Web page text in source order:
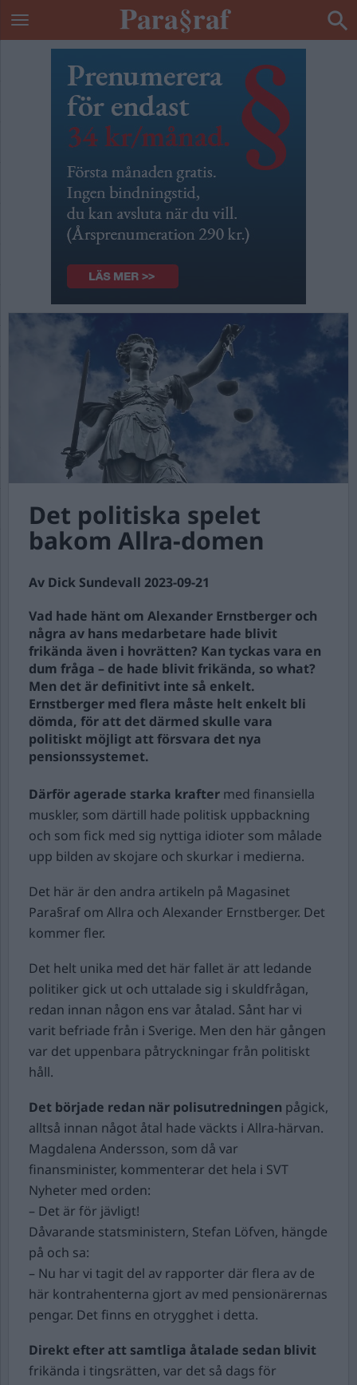
Det politiska spelet
bakom Allra-domen
Av Dick Sundevall 2023-09-21
Vad hade hänt om Alexander Ernstberger och
några av hans medarbetare hade blivit
frikända även i hovrätten? Kan tyckas vara en
dum fråga – de hade blivit frikända, so what?
Men det är definitivt inte så enkelt.
Ernstberger med flera måste helt enkelt bli
dömda, för att det därmed skulle vara
politiskt möjligt att försvara det nya
pensionssystemet.
Därför agerade starka krafter med finansiella
muskler, som därtill hade politisk uppbackning
och som fick med sig nyttiga idioter som målade
upp bilden av skojare och skurkar i medierna.
Det här är den andra artikeln på Magasinet
Para§raf om Allra och Alexander Ernstberger. Det
kommer fler.
Det helt unika med det här fallet är att ledande
politiker gick ut och uttalade sig i skuldfrågan,
redan innan någon ens var åtalad. Sånt har vi
varit befriade från i Sverige. Men den här gången
var det uppenbara påtryckningar från politiskt
håll.
Det började redan när polisutredningen pågick,
alltså innan något åtal hade väckts i Allra-härvan.
Magdalena Andersson, som då var
finansminister, kommenterar det hela i SVT
Nyheter med orden:
– Det är för jävligt!
Dåvarande statsministern, Stefan Löfven, hängde
på och sa:
– Nu har vi tagit del av rapporter där flera av de
här kontrahenterna gjort av med pensionärernas
pengar. Det finns en otrygghet i detta.
Direkt efter att samtliga åtalade sedan blivit
frikända i tingsrätten, var det så dags för